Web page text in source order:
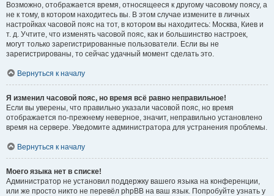
Возможно, отображается время, относящееся к другому часовому поясу, а
не к тому, в котором находитесь вы. В этом случае измените в личных
настройках часовой пояс на тот, в котором вы находитесь: Москва, Киев и
т. д. Учтите, что изменять часовой пояс, как и большинство настроек,
могут только зарегистрированные пользователи. Если вы не
зарегистрированы, то сейчас удачный момент сделать это.
Вернуться к началу
Я изменил часовой пояс, но время всё равно неправильное!
Если вы уверены, что правильно указали часовой пояс, но время
отображается по-прежнему неверное, значит, неправильно установлено
время на сервере. Уведомите администратора для устранения проблемы.
Вернуться к началу
Моего языка нет в списке!
Администратор не установил поддержку вашего языка на конференции,
или же просто никто не перевёл phpBB на ваш язык. Попробуйте узнать у